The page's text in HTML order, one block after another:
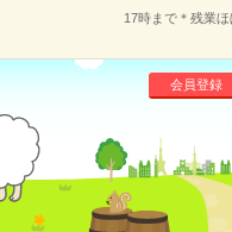
17時まで＊残業
会員登録